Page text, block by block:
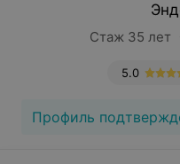
Стаж 35 лет
5.0
Профиль